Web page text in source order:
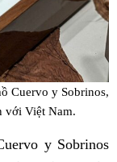
Cuervo y Sobrinos,
với Việt Nam.
y Sobrinos